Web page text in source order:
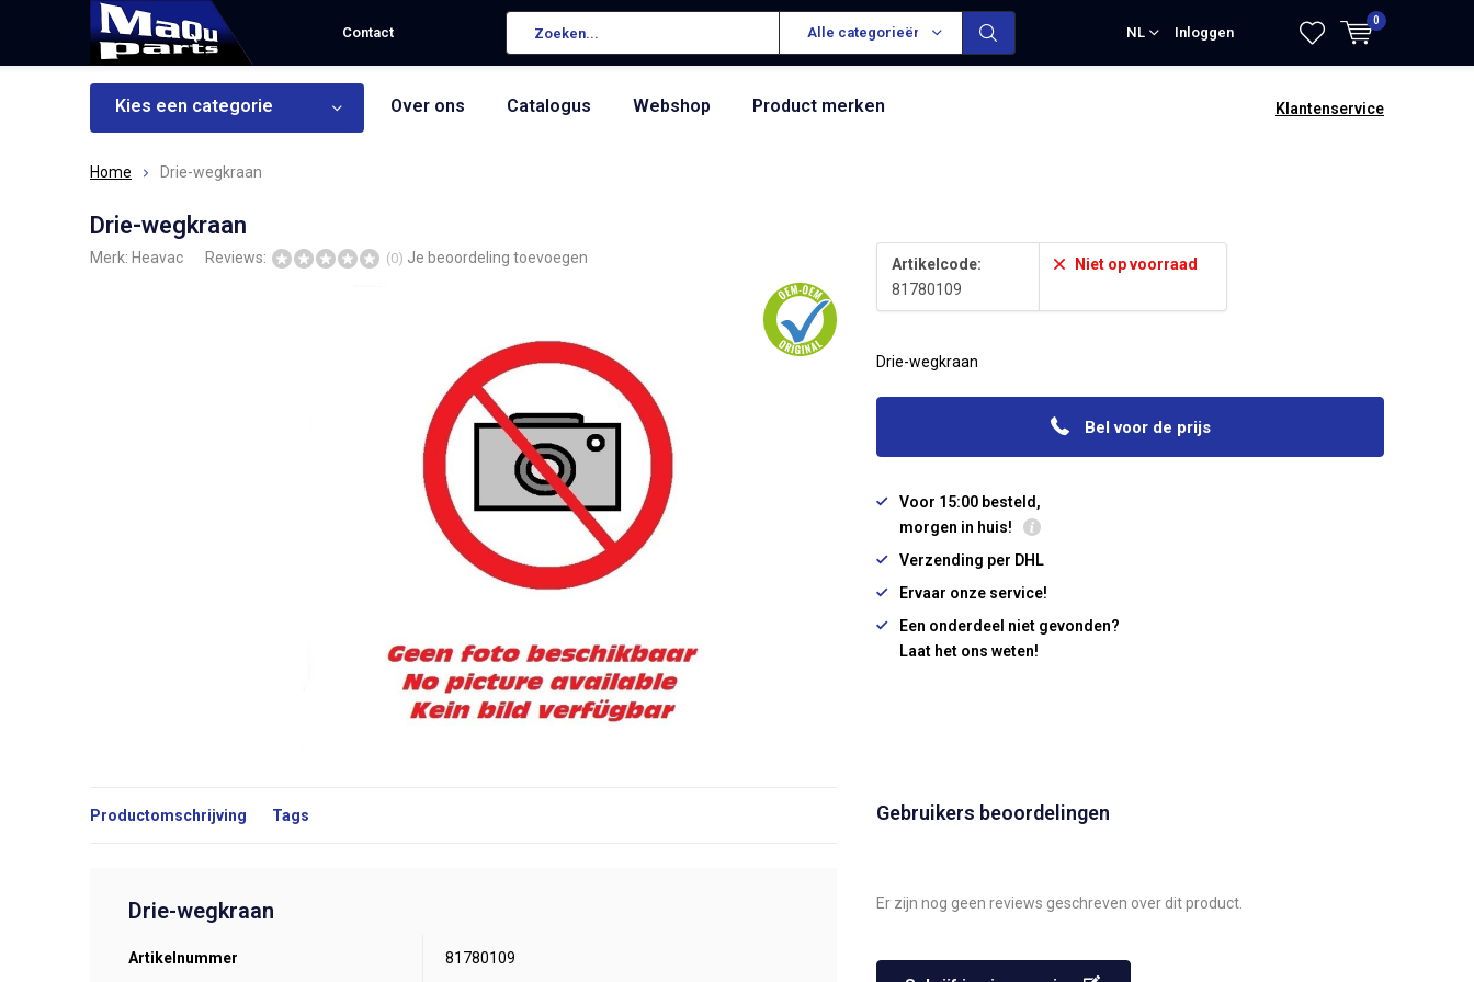
Contact Alle categorieën NL Inloggen
0
Kies een categorie Over ons Catalogus Webshop Product merken Klantenservice
Home Drie-wegkraan
Drie-wegkraan
Merk: Heavac Reviews: (0) Je beoordeling toevoegen
Artikelcode:
81780109
Niet op voorraad
Drie-wegkraan
Bel voor de prijs
Voor 15:00 besteld,
morgen in huis!
Verzending per DHL
Ervaar onze service!
Een onderdeel niet gevonden?
Laat het ons weten!
Productomschrijving Tags
Drie-wegkraan
Artikelnummer 81780109
Gebruikers beoordelingen
Er zijn nog geen reviews geschreven over dit product.